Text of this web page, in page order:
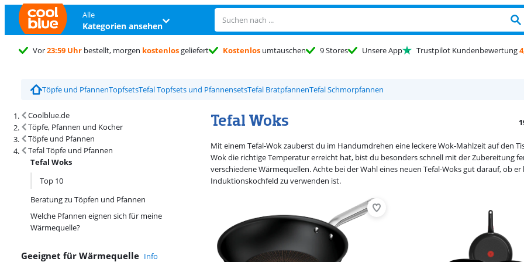
Alle
Kategorien ansehen
Vor23:59 Uhr bestellt, morgen kostenlosgeliefert Kostenlos umtauschen 9 Stores Unsere App Trustpilot Kundenbewertung
Töpfe und PfannenTopfsetsTefal Topfsets und PfannensetsTefal BratpfannenTefal Schmorpfannen
Coolblue.de
Töpfe, Pfannen und Kocher
Töpfe und Pfannen
Tefal Töpfe und Pfannen
Tefal Woks
Top 10
Beratung zu Töpfen und Pfannen
Welche Pfannen eignen sich für meine
Wärmequelle?
Geeignet für Wärmequelle Info
Tefal Woks
Suchergebnisse und Sortierung
Mit einem Tefal-Wok zauberst du im Handumdrehen eine leckere Wok-Mahlzeit auf den
Wok die richtige Temperatur erreicht hat, bist du besonders schnell mit der Zubereitung
verschiedene Wärmequellen. Achte bei der Wahl eines neuen Tefal-Woks gut darauf, ob
Induktionskochfeld zu verwenden ist.